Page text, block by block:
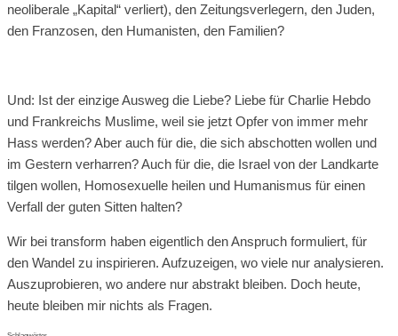
neoliberale „Kapital“ verliert), den Zeitungsverlegern, den Juden,
den Franzosen, den Humanisten, den Familien?
Und: Ist der einzige Ausweg die Liebe? Liebe für Charlie Hebdo
und Frankreichs Muslime, weil sie jetzt Opfer von immer mehr
Hass werden? Aber auch für die, die sich abschotten wollen und
im Gestern verharren? Auch für die, die Israel von der Landkarte
tilgen wollen, Homosexuelle heilen und Humanismus für einen
Verfall der guten Sitten halten?
Wir bei transform haben eigentlich den Anspruch formuliert, für
den Wandel zu inspirieren. Aufzuzeigen, wo viele nur analysieren.
Auszuprobieren, wo andere nur abstrakt bleiben. Doch heute,
heute bleiben mir nichts als Fragen.